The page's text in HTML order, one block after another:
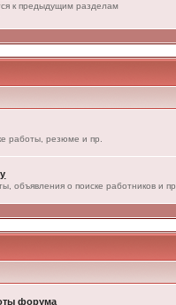
к предыдущим разделам
работы, резюме и пр.
объявления о поиске работников и пр.
форума